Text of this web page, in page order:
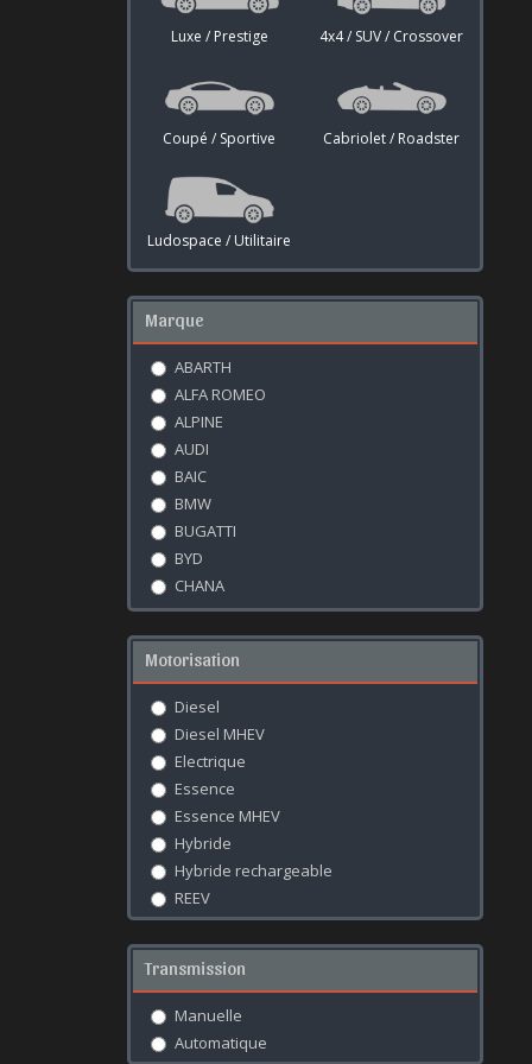
Luxe / Prestige 4x4 / SUV / Crossover
Coupé / Sportive Cabriolet / Roadster
Ludospace / Utilitaire
Marque
ABARTH
ALFA ROMEO
ALPINE
AUDI
BAIC
BMW
BUGATTI
BYD
CHANA
CHANGAN
CHANGHE
CHERY
DEEPAL
DENZA
DFSK
DODGE
DONGFENG
DS
EXEED
FERRARI
Motorisation
Diesel
Diesel MHEV
Electrique
Essence
Essence MHEV
Hybride
Hybride rechargeable
REEV
Transmission
Manuelle
Automatique